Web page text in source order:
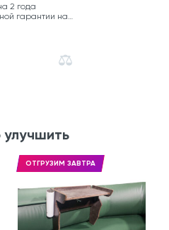
2 года
гарантии на
ОТГРУЗИМ ЗАВТРА